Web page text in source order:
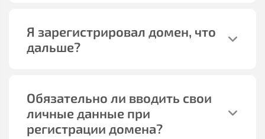
Я зарегистрировал домен, что
дальше?
Обязательно ли вводить свои
личные данные при
регистрации домена?